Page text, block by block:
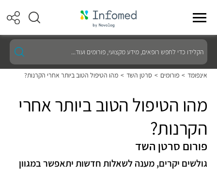
הקלידו
כדי
לחפש
רופאים,
מידע
ועוד...
אינפומד > פורומים > סרטן השד > מהו הטיפול הטוב ביותר אחרי הקרנות?
מהו הטיפול הטוב ביותר אחרי
הקרנות?
פורום סרטן השד
גולשים יקרים, מענה לשאלות חדשות יתאפשר במגוון